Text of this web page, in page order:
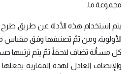
مجموعة ما.
يتم استخدام هذه الأداة عن طريق
كل مسألة تضاف لاحقاً، ثمّ يتم ترتيبها
والإنصاف العادل لهذه المقاربة